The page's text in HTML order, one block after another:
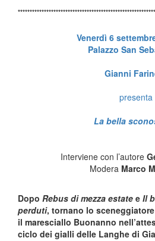
Venerdì 6
Palazzo San
Gianni
presenta
La bella
Interviene con l’autore
Modera Marco
Dopo Rebus di mezza estate e Il
perduti, tornano lo
il maresciallo Buonanno
ciclo dei gialli delle Langhe di